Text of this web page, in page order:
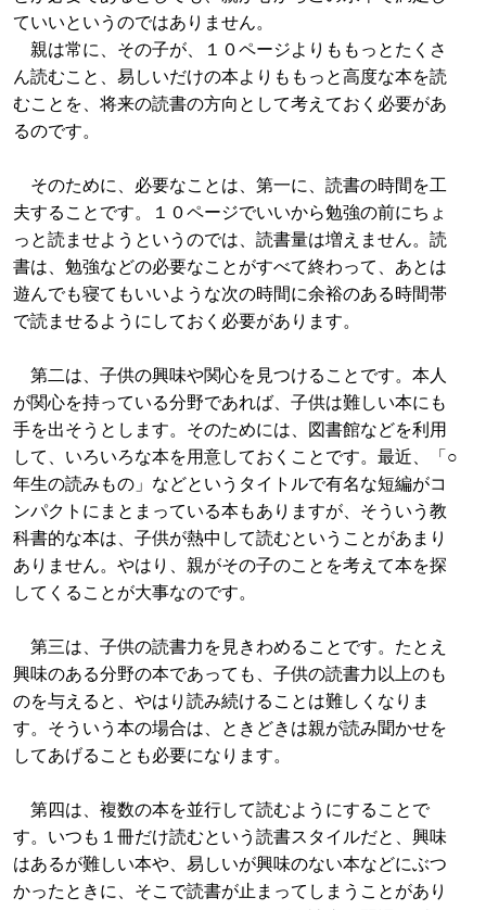
ていいというのではありません。
親は常に、その子が、１０ページよりももっとたくさ
ん読むこと、易しいだけの本よりももっと高度な本を読
むことを、将来の読書の方向として考えておく必要があ
るのです。
そのために、必要なことは、第一に、読書の時間を工
夫することです。１０ページでいいから勉強の前にちょ
っと読ませようというのでは、読書量は増えません。読
書は、勉強などの必要なことがすべて終わって、あとは
遊んでも寝てもいいような次の時間に余裕のある時間帯
で読ませるようにしておく必要があります。
第二は、子供の興味や関心を見つけることです。本人
が関心を持っている分野であれば、子供は難しい本にも
手を出そうとします。そのためには、図書館などを利用
して、いろいろな本を用意しておくことです。最近、「○
年生の読みもの」などというタイトルで有名な短編がコ
ンパクトにまとまっている本もありますが、そういう教
科書的な本は、子供が熱中して読むということがあまり
ありません。やはり、親がその子のことを考えて本を探
してくることが大事なのです。
第三は、子供の読書力を見きわめることです。たとえ
興味のある分野の本であっても、子供の読書力以上のも
のを与えると、やはり読み続けることは難しくなりま
す。そういう本の場合は、ときどきは親が読み聞かせを
してあげることも必要になります。
第四は、複数の本を並行して読むようにすることで
す。いつも１冊だけ読むという読書スタイルだと、興味
はあるが難しい本や、易しいが興味のない本などにぶつ
かったときに、そこで読書が止まってしまうことがあり